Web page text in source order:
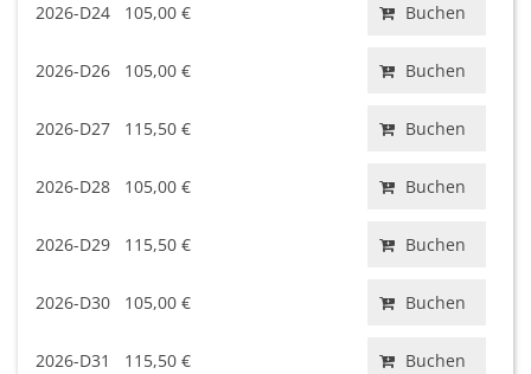
2026-D24 105,00 € Buchen
2026-D26 105,00 € Buchen
2026-D27 115,50 € Buchen
2026-D28 105,00 € Buchen
2026-D29 115,50 € Buchen
2026-D30 105,00 € Buchen
2026-D31 115,50 € Buchen